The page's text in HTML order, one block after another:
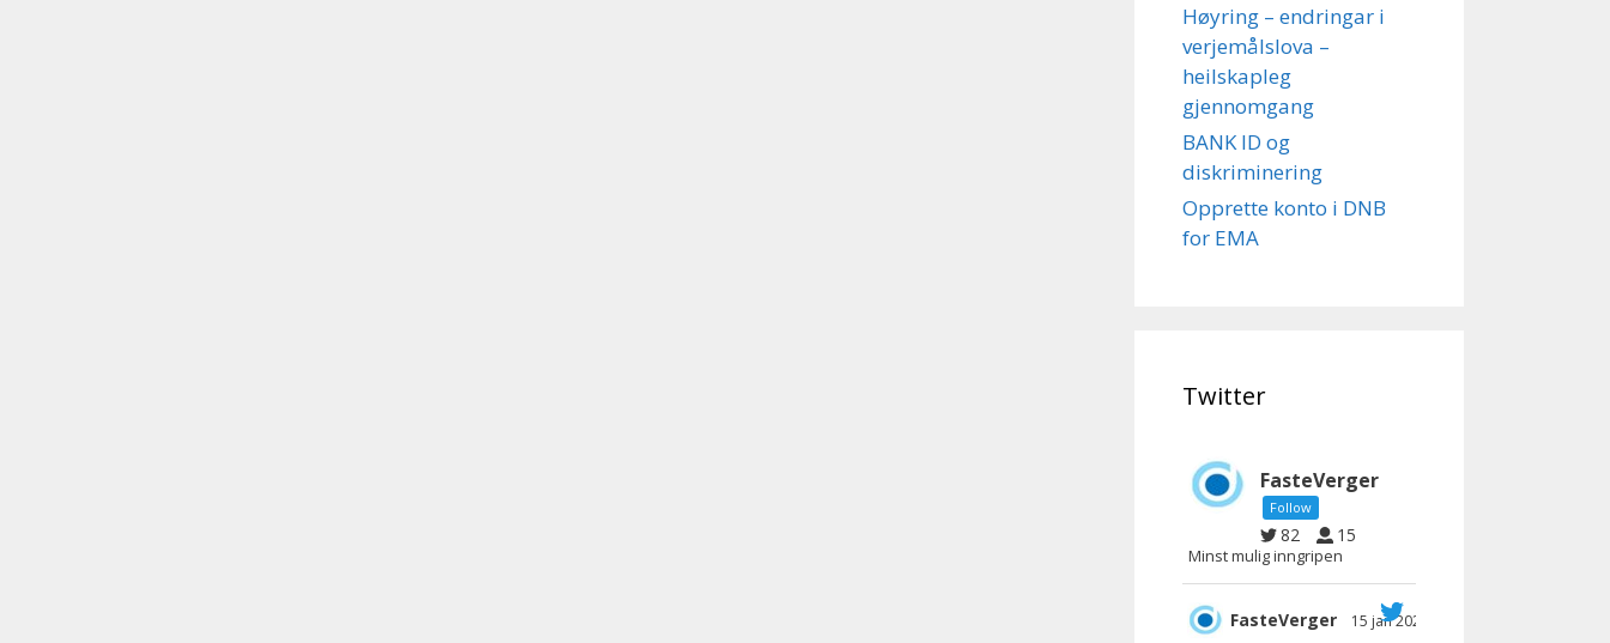
Høyring – endringar i
verjemålslova –
heilskapleg
gjennomgang
BANK ID og
diskriminering
Opprette konto i DNB
for EMA
Twitter
FasteVerger
Follow
82 15
Minst mulig inngripen
FasteVerger 15 jan 2025